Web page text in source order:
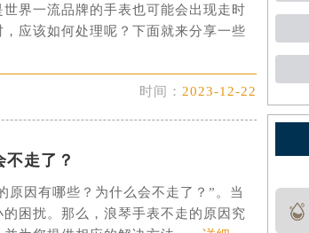
约）
预约）
约）
预约）
广场）10层13室（需提前预约）
（需提前预约）
界一流品牌的手表也可能会出现走时
应该如何处理呢？下面就来分享一些
时间： 2023-12-22
走了？
原因有哪些？为什么会不走了？”。当
困扰。那么，浪琴手表不走的原因究